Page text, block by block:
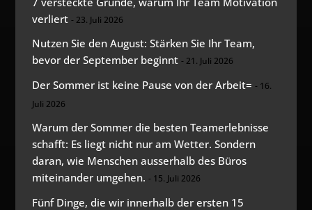
verliert
23. Juli 2026
Nutzen Sie den August: Stärken Sie Ihr Team,
bevor der September beginnt
21. Juli 2026
Der Sommer ist keine Pause von der Arbeit=
16.
Juli 2026
Warum der Sommer die besten Teamerlebnisse
schafft: Es liegt nicht nur am Wetter. Sondern
daran, wie Menschen ausserhalb des Büros
miteinander umgehen.
15. Juli 2026
Fünf Dinge, die wir innerhalb der ersten 15